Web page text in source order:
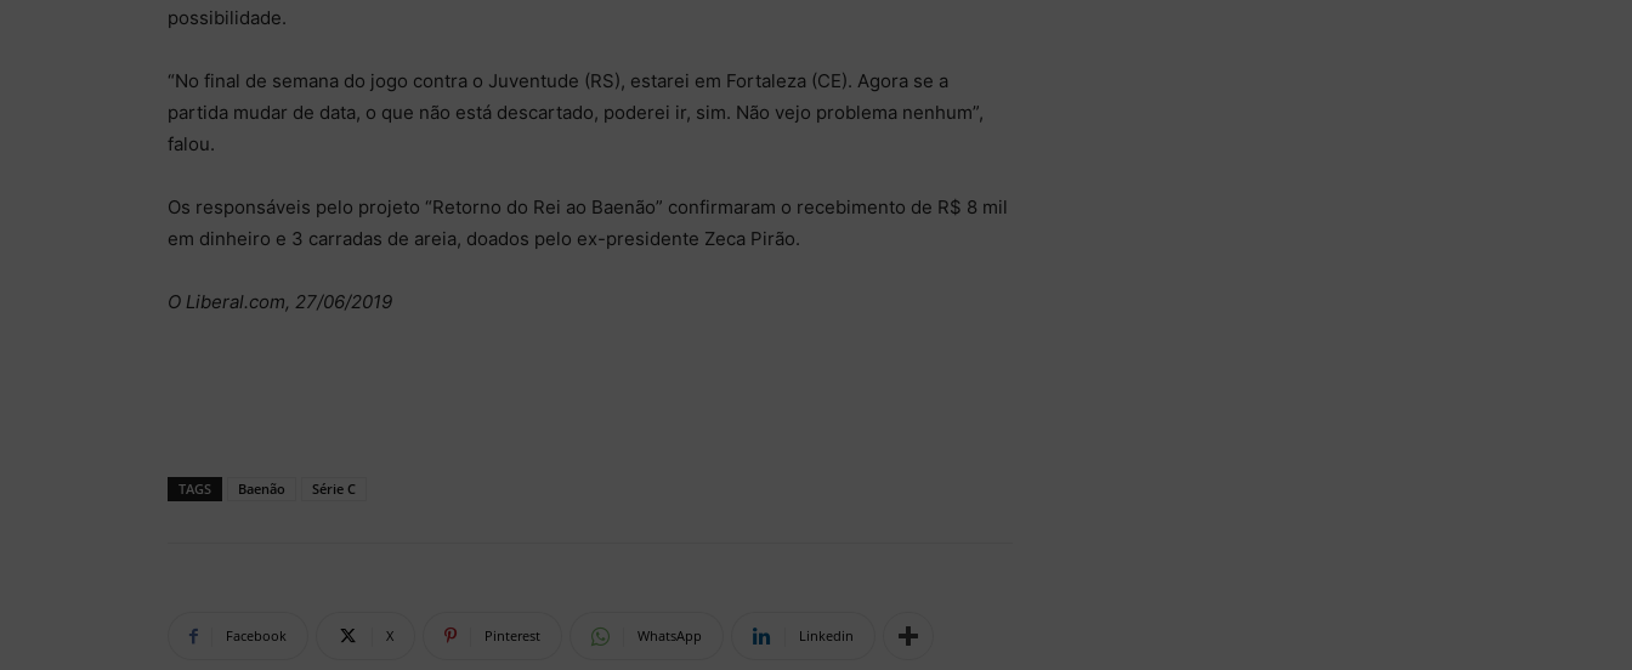
possibilidade.
“No final de semana do jogo contra o Juventude (RS), estarei em Fortaleza (CE). Agora se a
partida mudar de data, o que não está descartado, poderei ir, sim. Não vejo problema nenhum”,
falou.
Os responsáveis pelo projeto “Retorno do Rei ao Baenão” confirmaram o recebimento de R$ 8 mil
em dinheiro e 3 carradas de areia, doados pelo ex-presidente Zeca Pirão.
O Liberal.com, 27/06/2019
TAGS Baenão Série C
Facebook X Pinterest WhatsApp Linkedin